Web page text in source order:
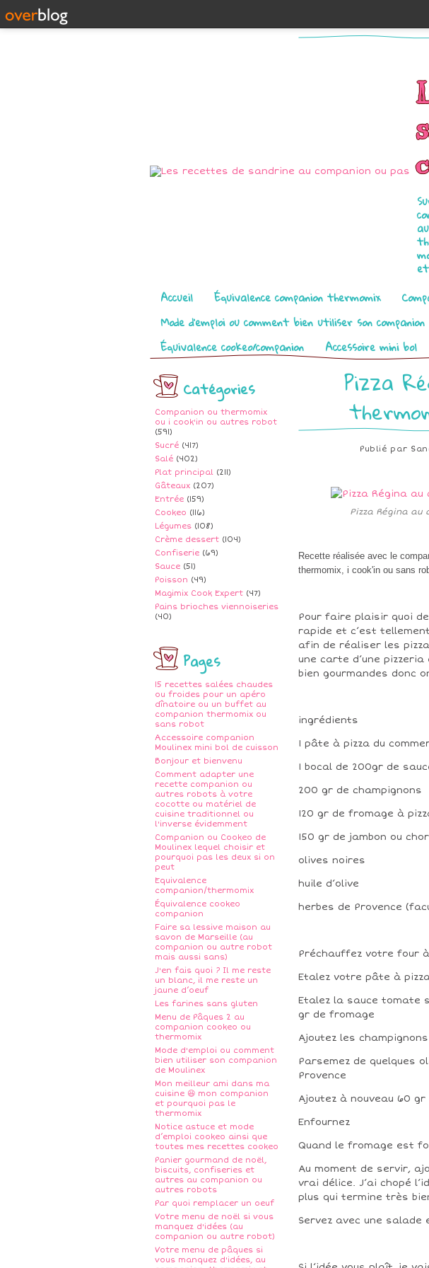
Pages
Accueil Équivalence companion thermomix
Mode d’emploi ou comment bien utiliser son companion
Équivalence cookeo/companion
Accessoire mini bol
Catégories
Companion ou thermomix
ou i cook'in ou autres robot
(591)
Sucré (417)
Salé (402)
Plat principal (211)
Gâteaux (207)
Entrée (159)
Cookeo (116)
Légumes (108)
Crème dessert (104)
Confiserie (69)
Sauce (51)
Poisson (49)
Magimix Cook Expert (47)
Pains brioches viennoiseries
(40)
Pages
15 recettes salées chaudes
ou froides pour un apéro
dînatoire ou un buffet au
companion thermomix ou
sans robot
Accessoire companion
Moulinex mini bol de cuisson
Bonjour et bienvenu
Comment adapter une
recette companion ou
autres robots à votre
cocotte ou matériel de
cuisine traditionnel ou
l'inverse évidemment
Companion ou Cookeo de
Moulinex lequel choisir et
pourquoi pas les deux si on
peut
Equivalence
companion/thermomix
Équivalence cookeo
companion
Faire sa lessive maison au
savon de Marseille (au
companion ou autre robot
mais aussi sans)
J'en fais quoi ? Il me reste
un blanc, il me reste un
jaune d’oeuf
Les farines sans gluten
Menu de Pâques 2 au
companion cookeo ou
thermomix
Mode d'emploi ou comment
bien utiliser son companion
de Moulinex
Mon meilleur ami dans ma
cuisine 😆 mon companion
et pourquoi pas le
thermomix
Notice astuce et mode
d’emploi cookeo ainsi que
toutes mes recettes cookeo
Panier gourmand de noël,
biscuits, confiseries et
autres au companion ou
autres robots
Par quoi remplacer un oeuf
Votre menu de noël si vous
manquez d'idées (au
companion ou autre robot)
Votre menu de pâques si
vous manquez d'idées, au
Pizza
Publié par
Pizza Régina
Recette réalisée avec le
thermomix, i cook'in ou sans
Pour faire plaisir quoi de
rapide et c’est
afin de réaliser les
une carte d’une
bien gourmandes donc
ingrédients
1 pâte à pizza du
1 bocal de 200gr de
200 gr de champignons
120 gr de fromage à
150 gr de jambon ou
olives noires
huile d’olive
herbes de Provence
Préchauffez votre four à
Etalez votre pâte à
Etalez la sauce tomate
gr de fromage
Ajoutez les
Parsemez de quelques
Provence
Ajoutez à nouveau 60
Enfournez
Quand le fromage est
Au moment de servir,
vrai délice. J’ai chopé
plus qui termine très
Servez avec une